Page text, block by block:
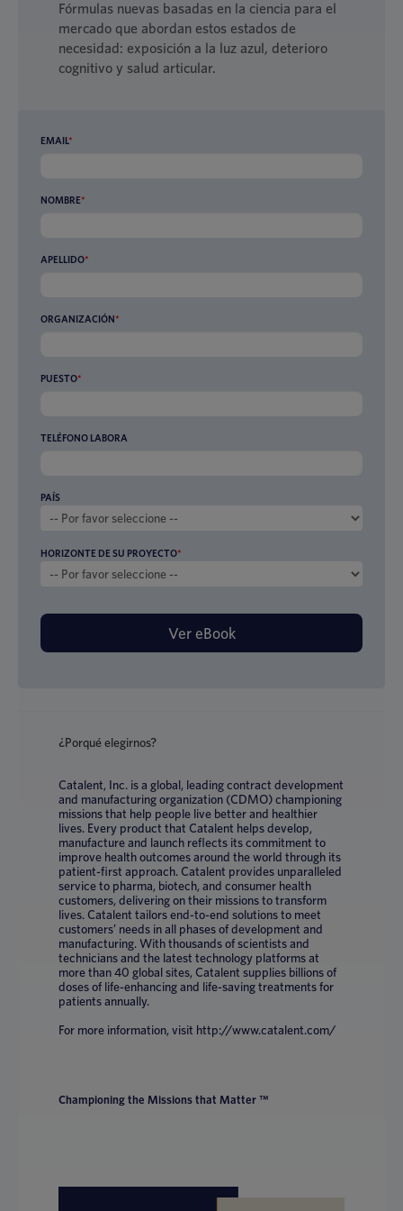
Fórmulas nuevas basadas en la ciencia para el
mercado que abordan estos estados de
necesidad: exposición a la luz azul, deterioro
cognitivo y salud articular.
EMAIL*
NOMBRE*
APELLIDO*
ORGANIZACIÓN*
PUESTO*
TELÉFONO LABORA
PAÍS
HORIZONTE DE SU PROYECTO*
¿Porqué elegirnos?
Catalent, Inc. is a global, leading contract development
and manufacturing organization (CDMO) championing
missions that help people live better and healthier
lives. Every product that Catalent helps develop,
manufacture and launch reflects its commitment to
improve health outcomes around the world through its
patient-first approach. Catalent provides unparalleled
service to pharma, biotech, and consumer health
customers, delivering on their missions to transform
lives. Catalent tailors end-to-end solutions to meet
customers’ needs in all phases of development and
manufacturing. With thousands of scientists and
technicians and the latest technology platforms at
more than 40 global sites, Catalent supplies billions of
doses of life-enhancing and life-saving treatments for
patients annually.
For more information, visit http://www.catalent.com/
Championing the Missions that Matter ™